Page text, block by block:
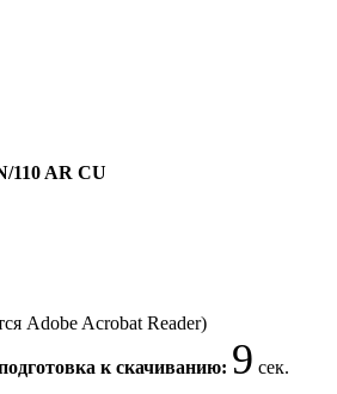
110 AR CU
Adobe Acrobat Reader)
к скачиванию: 8 сек.